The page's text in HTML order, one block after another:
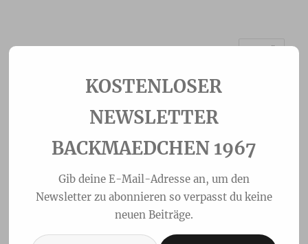
NEWSLETTER
BACKMAEDCHEN 1967
Gib deine E-Mail-Adresse an, um den
Newsletter zu abonnieren so verpasst du keine
neuen Beiträge.
Gib deine E-Mail-Adresse ein ...